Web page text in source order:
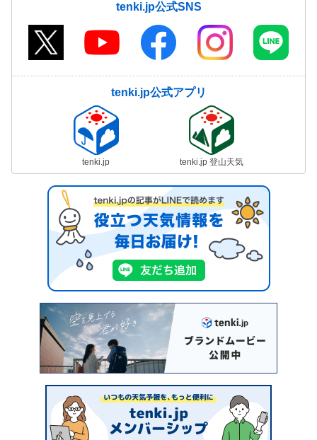
tenki.jp公式SNS
tenki.jp公式アプリ
tenki.jp tenki.jp 登山天気